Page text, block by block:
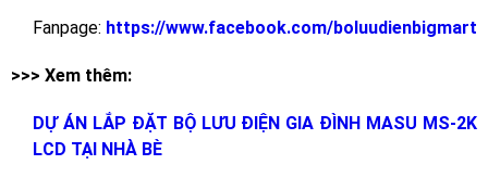
Fanpage: https://www.facebook.com/boluudienbigmart
>>> Xem thêm:
DỰ ÁN LẮP ĐẶT BỘ LƯU ĐIỆN GIA ĐÌNH MASU MS-2K
LCD TẠI NHÀ BÈ